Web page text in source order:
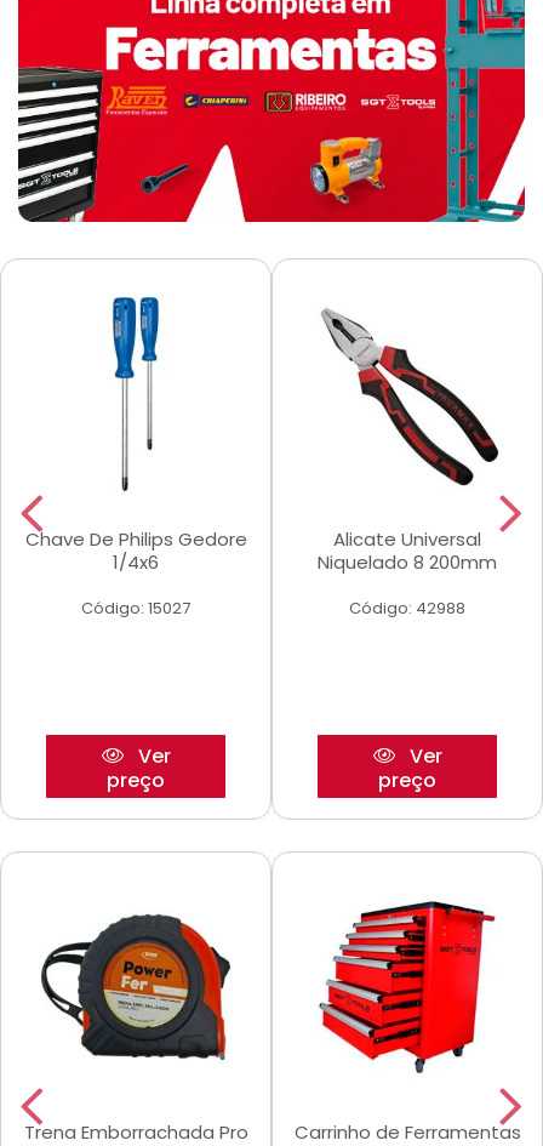
Chave De Philips Gedore
1/4x6
Código: 15027
Ver
preço
Alicate Universal
Niquelado 8 200mm
Código: 42988
Ver
preço
Trena Emborrachada Pro
Carrinho de Ferramentas